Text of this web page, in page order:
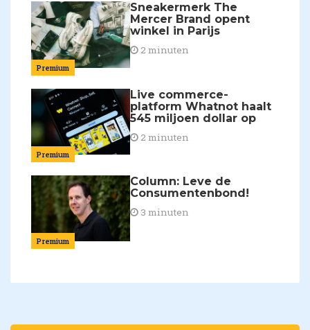
Premium
Sneakermerk The
Mercer Brand opent
winkel in Parijs
2 minuten
Premium
Live commerce-
platform Whatnot haalt
545 miljoen dollar op
2 minuten
Premium
Column: Leve de
Consumentenbond!
3 minuten